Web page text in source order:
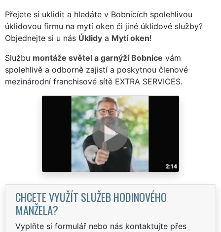
Přejete si uklidit a hledáte v Bobnicích spolehlivou
úklidovou firmu na mytí oken či jiné úklidové služby?
Objednejte si u nás Úklidy a Mytí oken!
Službu montáže světel a garnýží Bobnice vám
spolehlivě a odborně zajistí a poskytnou členové
mezinárodní franchisové sítě EXTRA SERVICES.
CHCETE VYUŽÍT SLUŽEB HODINOVÉHO
MANŽELA?
Vyplňte si formulář nebo nás kontaktujte přes